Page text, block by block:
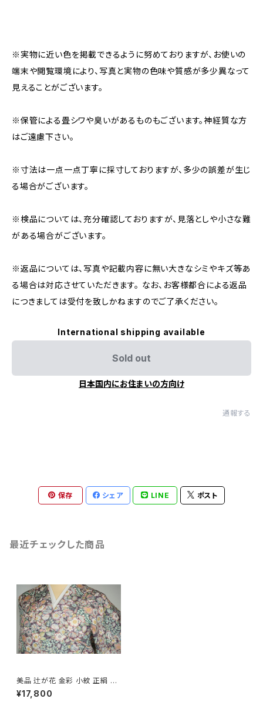
※実物に近い色を掲載できるように努めておりますが、お使いの
端末や閲覧環境により、写真と実物の色味や質感が多少異なって
見えることがございます。
※保管による畳シワや臭いがあるものもございます。神経質な方
はご遠慮下さい。
※寸法は一点一点丁寧に採寸しておりますが、多少の誤差が生じ
る場合がございます。
※検品については、充分確認しておりますが、見落としや小さな難
がある場合がございます。
※返品については、写真や記載内容に無い大きなシミやキズ等あ
る場合は対応させていただきます。 なお、お客様都合による返品
につきましては受付を致しかねますのでご了承ください。
International shipping available
Sold out
日本国内にお住まいの方向け
通報する
保存 シェア LINE ポスト
最近チェックした商品
美品 辻が花 金彩 小紋 正絹 紫
白 174
¥17,800